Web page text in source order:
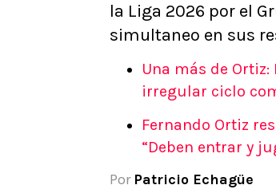
Apuesta del día
Apuestas Mundial 2026
la Liga 2026 por el
simultaneo en sus
Una más de
irregular ciclo
Fernando Ortiz
“Deben entrar y
Por Patricio Echagüe